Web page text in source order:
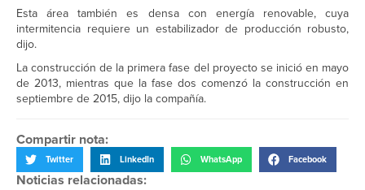
Esta área también es densa con energía renovable, cuya
intermitencia requiere un estabilizador de producción robusto,
dijo.
La construcción de la primera fase del proyecto se inició en mayo
de 2013, mientras que la fase dos comenzó la construcción en
septiembre de 2015, dijo la compañía.
Compartir nota:
Twitter LinkedIn WhatsApp Facebook
Noticias relacionadas: